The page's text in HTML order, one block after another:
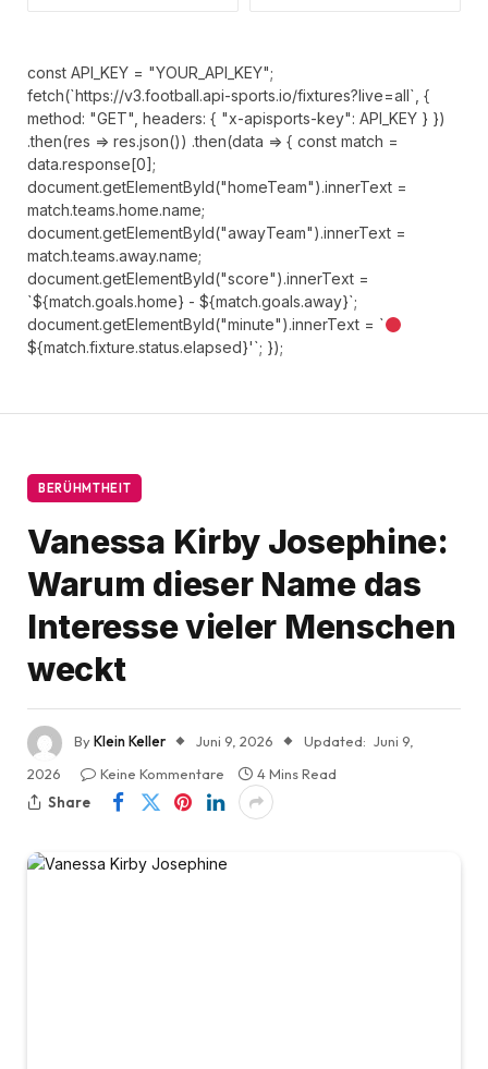
const API_KEY = "YOUR_API_KEY";
fetch(`https://v3.football.api-sports.io/fixtures?live=all`, {
method: "GET", headers: { "x-apisports-key": API_KEY } })
.then(res => res.json()) .then(data => { const match =
data.response[0];
document.getElementById("homeTeam").innerText =
match.teams.home.name;
document.getElementById("awayTeam").innerText =
match.teams.away.name;
document.getElementById("score").innerText =
`${match.goals.home} - ${match.goals.away}`;
document.getElementById("minute").innerText = `
${match.fixture.status.elapsed}'`; });
BERÜHMTHEIT
Vanessa Kirby Josephine:
Warum dieser Name das
Interesse vieler Menschen
weckt
ByKlein Keller Juni 9, 2026 Updated: Juni 9,
2026
Keine Kommentare
4 Mins Read
Share